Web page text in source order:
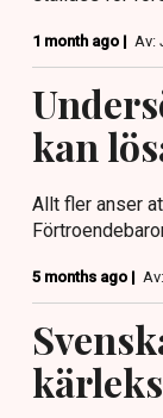
1 month ago | Av:
kan
Allt fler anser
5 months ago |